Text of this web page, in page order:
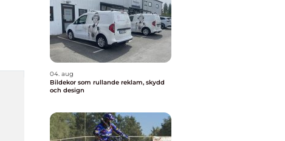
04. aug
Bildekor som rullande reklam, skydd
och design